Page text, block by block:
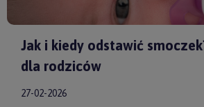
Jak i kiedy odstawić
dla rodziców
27-02-2026